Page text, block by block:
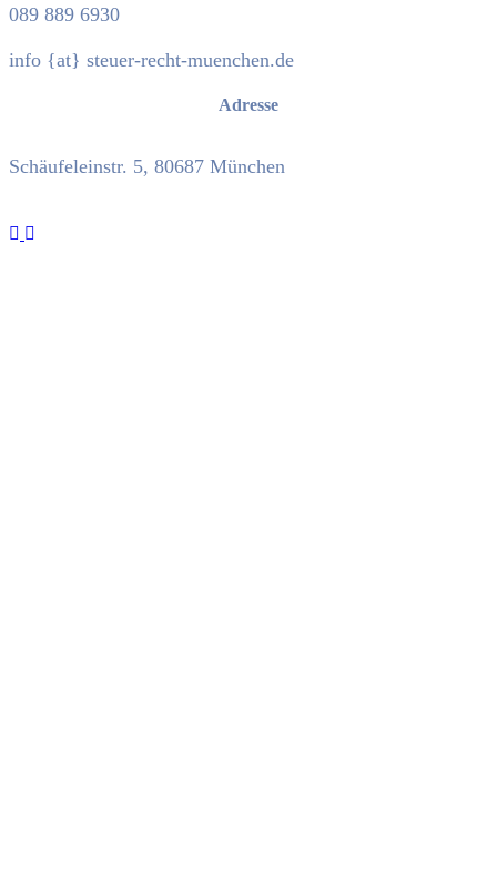
089 889 6930
info {at} steuer-recht-muenchen.de
Adresse
Schäufeleinstr. 5, 80687 München